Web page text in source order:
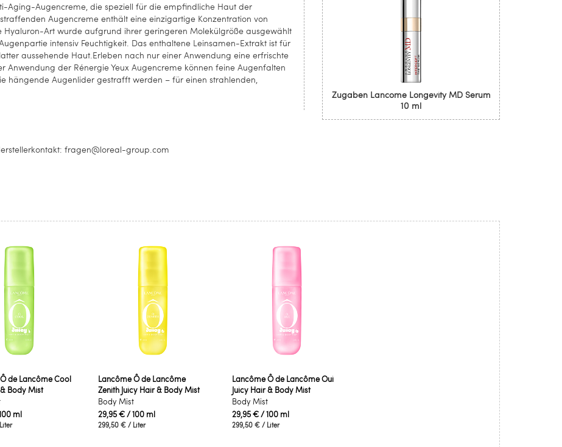
Aging-Augencreme, die speziell für die empfindliche Haut der
Augencreme enthält eine einzigartige Konzentration von
Hyaluron-Art wurde aufgrund ihrer geringeren Molekülgröße ausgewählt
intensiv Feuchtigkeit. Das enthaltene Leinsamen-Extrakt ist für
aussehende Haut.Erleben nach nur einer Anwendung eine erfrischte
der Rénergie Yeux Augencreme können feine Augenfalten
hängende Augenlider gestrafft werden – für einen strahlenden,
Zugaben Lancome Longevity MD Serum
10 ml
Herstellerkontakt: fragen@loreal-group.com
de Lancôme Cool
Body Mist
ml
Lancôme Ô de Lancôme
Zenith Juicy Hair & Body Mist
Body Mist
29,95 €/ 100 ml
299,50 € / Liter
Lancôme Ô de Lancôme Oui
Juicy Hair & Body Mist
Body Mist
29,95 €/ 100 ml
299,50 €/ Liter